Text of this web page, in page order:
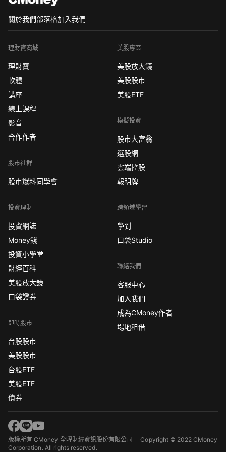
關於我們部落格加入我們
理財寶商城
理財寶
軟體
講座
線上課程
影音
合作作者
股市社群
股市爆料同學會
投資理財
投資網誌
Money錢
投資小學堂
財經百科
美股放大鏡
口袋證券
即時股市
台股股市
美股股市
台股ETF
美股ETF
債券
美股專區
美股放大鏡
美股股市
美股ETF
模擬投資
股市大富翁
選股網
雲端控股
報明牌
跨領域學習
學到
口袋Studio
聯絡我們
客服中心
加入我們
成為CMoney作者
場地租借
版權所有 CMoney 全曜財經資訊股份有限公司Copyright © 2022 CMoney
Corporation. All rights reserved.